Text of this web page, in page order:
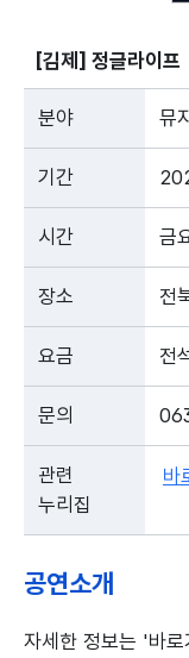
[김제] 정글라이프
분야 뮤
기간
시간 금
장소 전
요금 전
문의
관련
누리집
바
공연소개
자세한 정보는 '바